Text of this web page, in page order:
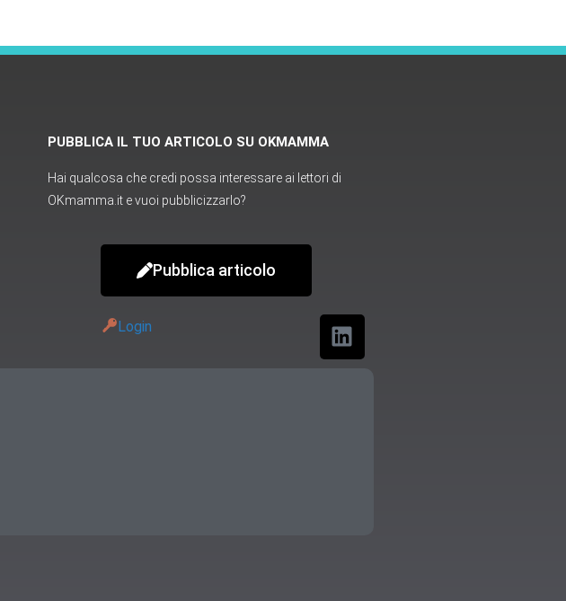
PUBBLICA IL TUO ARTICOLO SU OKMAMMA
Hai qualcosa che credi possa interessare ai lettori di
OKmamma.it e vuoi pubblicizzarlo?
Pubblica articolo
Login